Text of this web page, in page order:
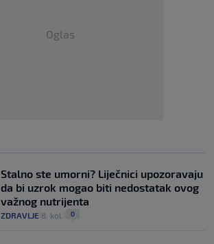
Oglas
Stalno ste umorni? Liječnici upozoravaju
da bi uzrok mogao biti nedostatak ovog
važnog nutrijenta
ZDRAVLJE 8. kol. 0